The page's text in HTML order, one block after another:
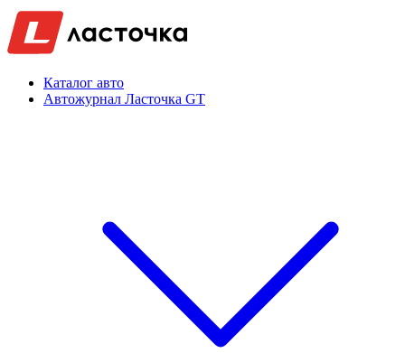
Каталог авто
Автожурнал Ласточка GT